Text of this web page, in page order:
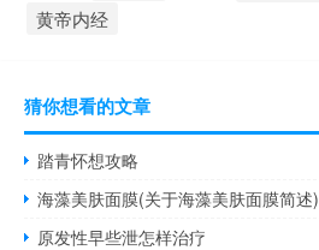
黄帝内经
猜你想看的文章
踏青怀想攻略
海藻美肤面膜(关于海藻美肤面膜简述)
原发性早些泄怎样治疗